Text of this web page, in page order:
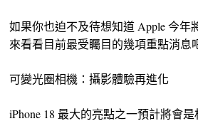
如果你也迫不及待想知道 Apple 今年
來看看目前最受矚目的幾項重點消息
可變光圈相機：攝影體驗再進化
iPhone 18 最大的亮點之一預計將會是